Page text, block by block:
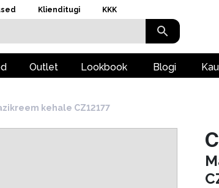
Klienditugi KKK
Outlet Lookbook Blogi
kehale CZ12177